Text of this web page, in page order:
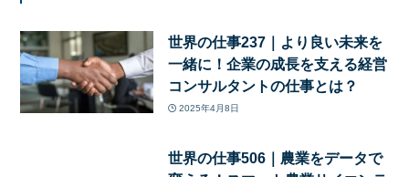
世界の仕事237｜より良い未来を
一緒に！企業の成長を支える経営
コンサルタントの仕事とは？
2025年4月8日
世界の仕事506｜農業をデータで